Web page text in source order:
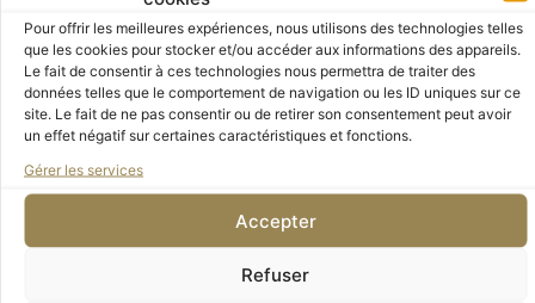
Pour offrir les meilleures expériences, nous utilisons des technologies telles
que les cookies pour stocker et/ou accéder aux informations des appareils.
Le fait de consentir à ces technologies nous permettra de traiter des
données telles que le comportement de navigation ou les ID uniques sur ce
site. Le fait de ne pas consentir ou de retirer son consentement peut avoir
un effet négatif sur certaines caractéristiques et fonctions.
Gérer les services
Accepter
Refuser
età, al risorgere vivo dello Stirpe, 1906, ©Musée d’Orsay,